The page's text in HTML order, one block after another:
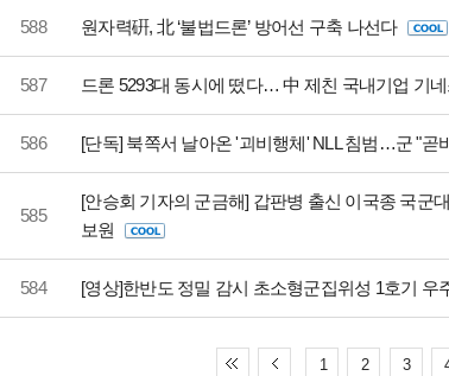
588 원자력硏, 北 ‘불법드론’ 방어선 구축 나선다
587 드론 5293대 동시에 떴다… 中 제친 국내기업 기
586 [단독] 북쪽서 날아온 '괴비행체' NLL 침범…군 "곧
585
[안승회 기자의 군금해] 갑판병 출신 이국종 국군
보원
584 [영상]한반도 정밀 감시 초소형군집위성 1호기 우
1 2 3